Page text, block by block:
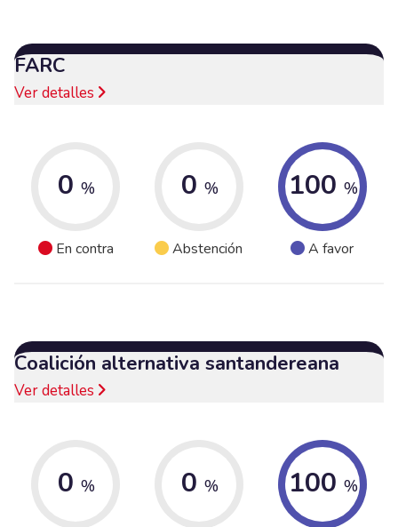
FARC
Ver detalles
0 %
En contra
0 %
Abstención
100 %
A favor
Coalición alternativa santandereana
Ver detalles
0 % 0 % 100 %